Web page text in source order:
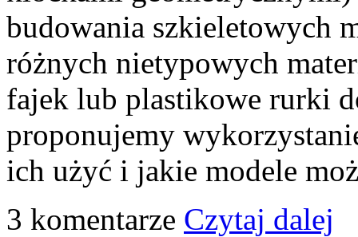
budowania szkieletowych
różnych nietypowych
fajek lub plastikowe rurki
proponujemy
ich użyć i jakie modele
3 komentarze Czytaj dalej